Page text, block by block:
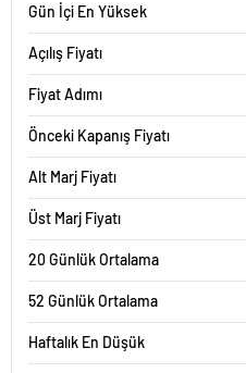
Gün İçi En Yüksek
Açılış Fiyatı
Fiyat Adımı
Önceki Kapanış Fiyatı
Alt Marj Fiyatı
Üst Marj Fiyatı
20 Günlük Ortalama
52 Günlük Ortalama
Haftalık En Düşük